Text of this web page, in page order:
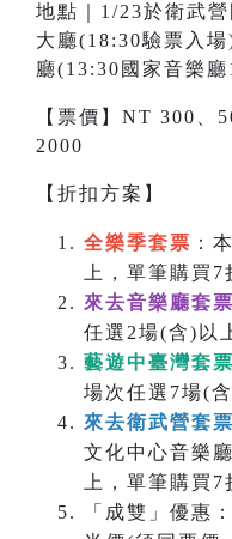
地點｜1/23於衛武
大廳(18:30驗票入
廳(13:30國家音樂
【票價】NT 300、
2000
【折扣方案】
全樂季套票 ：
上，單筆購買7
來去音樂廳套票
任選2場(含)以
藝遊中臺灣套票
場次任選7場(
來去衛武營套票
文化中心音樂
上，單筆購買7
「成雙」優惠